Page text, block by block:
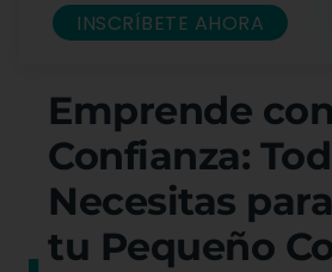
Emprende con
Confianza:
Necesitas
tu Pequeño
INSCRÍBETE AHORA